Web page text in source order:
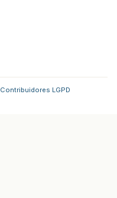
Contribuidores LGPD